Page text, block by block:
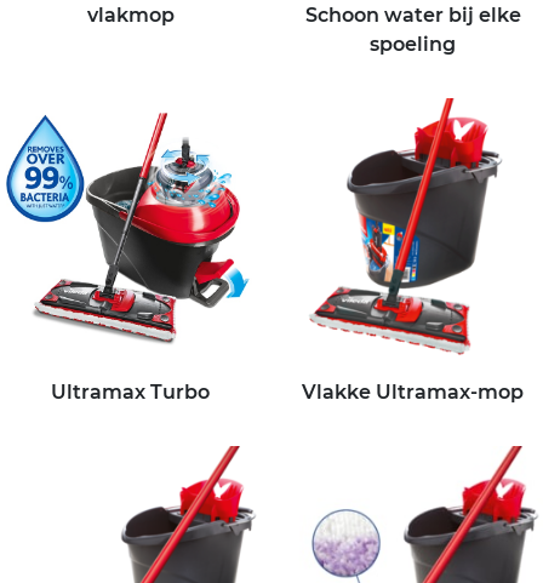
vlakmop
Schoon water bij elke
spoeling
Ultramax Turbo Vlakke Ultramax-mop